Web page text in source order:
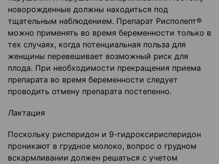
новорожденные должны находиться под
тщательным наблюдением. Препарат Рисполепт®
можно применять во время беременности только в
тех случаях, когда потенциальная польза для
женщины перевешивает возможный риск для
плода. При необходимости прекращения приема
препарата во время беременности следует
проводить отмену препарата постепенно.
Лактация
Поскольку рисперидон и 9-гидроксирисперидон
проникают в грудное молоко, вопрос о грудном
вскармливании должен решаться с учетом